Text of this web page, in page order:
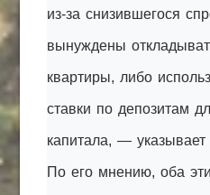
из-за снизившегося
вынуждены
квартиры, либо
ставки по депозитам
капитала, — указывает
По его мнению, оба